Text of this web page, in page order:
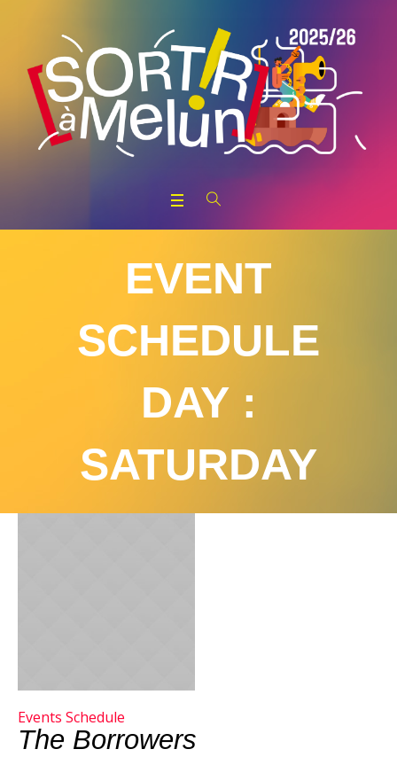
EVENT
SCHEDULE
DAY :
SATURDAY
Events Schedule
The Borrowers